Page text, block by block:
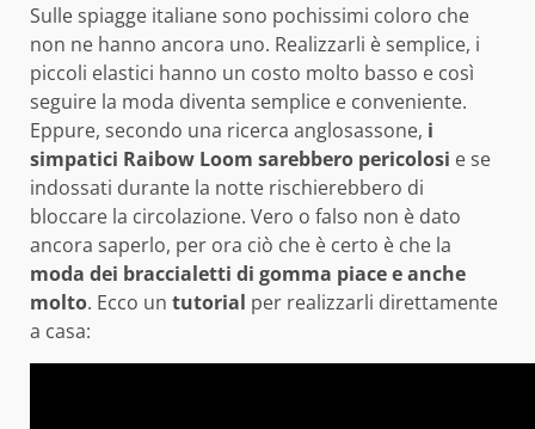
Sulle spiagge italiane sono pochissimi coloro che
non ne hanno ancora uno. Realizzarli è semplice, i
piccoli elastici hanno un costo molto basso e così
seguire la moda diventa semplice e conveniente.
Eppure, secondo una ricerca anglosassone, i
simpatici Raibow Loom sarebbero pericolosi e se
indossati durante la notte rischierebbero di
bloccare la circolazione. Vero o falso non è dato
ancora saperlo, per ora ciò che è certo è che la
moda dei braccialetti di gomma piace e anche
molto. Ecco un tutorial per realizzarli direttamente
a casa: